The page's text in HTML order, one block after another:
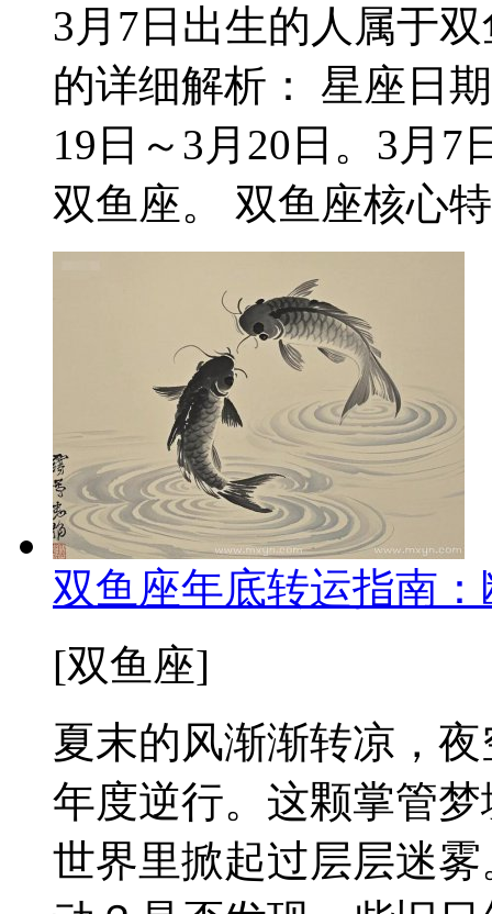
3月7日出生的人属于
的详细解析： 星座日
19日～3月20日。3月7
双鱼座。 双鱼座核心
双鱼座年底转运指南
[双鱼座]
夏末的风渐渐转凉，
年度逆行。这颗掌管
世界里掀起过层层迷